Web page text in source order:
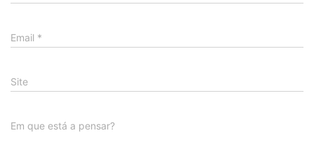
Email *
Site
Em que está a pensar?